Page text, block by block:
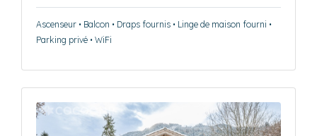
Ascenseur • Balcon • Draps fournis • Linge de maison fourni •
Parking privé • WiFi